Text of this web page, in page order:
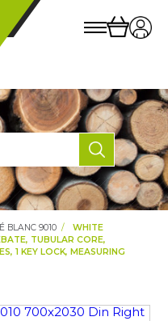
BLANC 9010
WHITE
TUBULAR CORE,
1 KEY LOCK, MEASURING